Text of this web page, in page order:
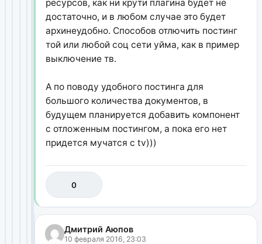
ресурсов, как ни крути плагина будет не
достаточно, и в любом случае это будет
архинеудобно. Способов отлючить постинг
той или любой соц сети уйма, как в пример
выключение тв.
А по поводу удобного постинга для
большого количества документов, в
будущем планируется добавить компонент
с отложенным постингом, а пока его нет
придется мучатся с tv)))
0
Дмитрий Аюпов
10 февраля 2016, 23:03